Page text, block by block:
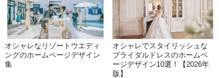
オシャレなリゾートウエディ
ングのホームページデザイン
集
オシャレでスタイリッシュな
ブライダルドレスのホームペ
ージデザイン10選！【2026年
版】